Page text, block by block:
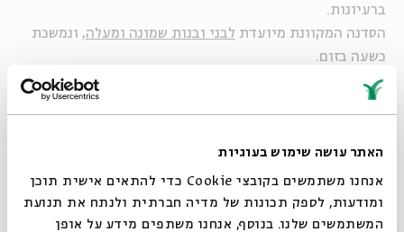
האתר עושה שימוש בעוגיות
אנחנו משתמשים בקובצי Cookie כדי להתאים אישית תוכן
ומודעות, לספק תכונות של מדיה חברתית ולנתח את תנועת
המשתמשים שלנו. בנוסף, אנחנו משתפים מידע על אופן
ברעיונות.
הסדנה המקוונת מיועדת לבני ובנות שמונה ומעלה, ונמשכת
כשעה בזום.
מוזמנים ומוזמנות לשלוח את הקומיקס שציירתם במפגש
אל נדב -